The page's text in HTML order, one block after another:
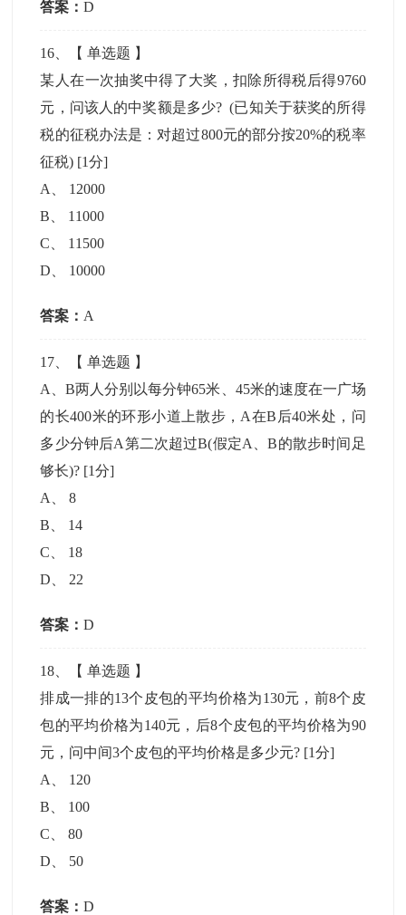
答案：D
16 、【单选题 】
某人在一次抽奖中得了大奖，扣除所得税后得9760
元，问该人的中奖额是多少? (已知关于获奖的所得
税的征税办法是：对超过800元的部分按20%的税率
征税) [1分]
A
12000
B
11000
C
11500
D
10000
答案： A
17 、【单选题 】
A、B两人分别以每分钟65米、45米的速度在一广场
的长400米的环形小道上散步，A在B后40米处，问
多少分钟后A第二次超过B(假定A、B的散步时间足
够长)? [1分]
A
、8
B
14
C
18
D
22
答案：D
18 、【单选题 】
排成一排的13个皮包的平均价格为130元，前8个皮
包的平均价格为140元，后8个皮包的平均价格为90
元，问中间3个皮包的平均价格是多少元? [1分]
A
120
B
100
C 、80
D
50
答案：D